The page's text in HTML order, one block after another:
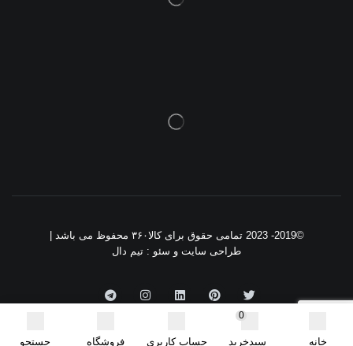
©2019- 2023 تمامی حقوق برای کالا۳۶۰ محفوظ می باشد |
طراحی سایت و سئو : تیم دال
خانه
0
سبدخرید حساب کاربری فروشگاه جستجو